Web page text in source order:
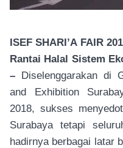
ISEF SHARI’A FAIR
Rantai Halal Sistem
– Diselenggarakan di
and Exhibition
2018, sukses
Surabaya tetapi
hadirnya berbagai latar